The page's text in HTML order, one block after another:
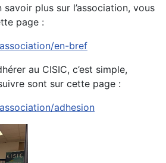
plus sur l’association, vous
page :
en-bref
au CISIC, c’est simple,
sont sur cette page :
adhesion